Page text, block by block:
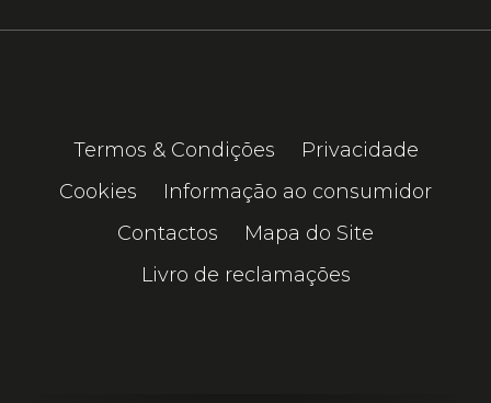
Termos & Condições
Privacidade
Cookies
Informação ao consumidor
Contactos
Mapa do Site
Livro de reclamações